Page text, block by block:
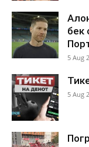
бек
5 Aug
5 Aug